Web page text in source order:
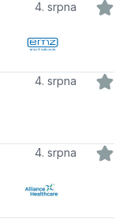
4. srpna
4. srpna
4. srpna